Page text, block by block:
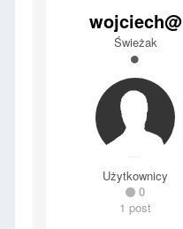
wojciech@
Świeżak
Użytkownicy
0
1 post